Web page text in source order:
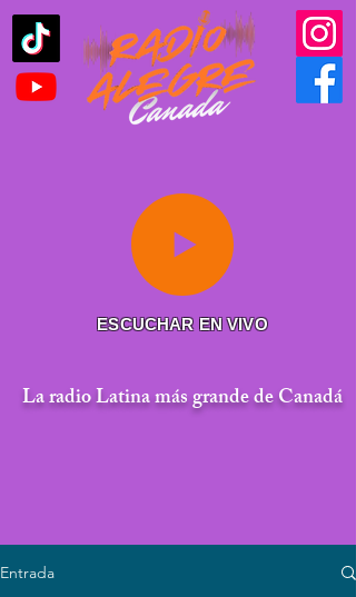
ESCUCHAR EN VIVO
La radio Latina más grande de Canadá
Entrada